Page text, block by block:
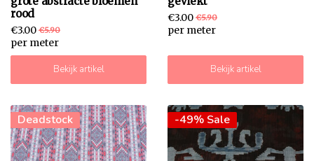
rood
€3.00 €5.90
per meter
Bekijk artikel
€3.00 €5.90
per meter
Bekijk artikel
-49% Sale
Deadstock -49% Sale